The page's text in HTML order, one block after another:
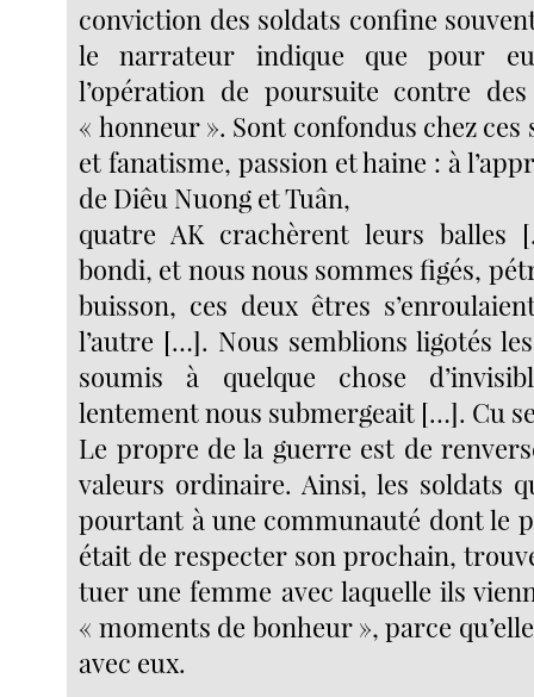
conviction des soldats confine
le narrateur indique que pour
l’opération de poursuite contre
« honneur ». Sont confondus chez
et fanatisme, passion et haine : à
de Diêu Nuong et Tuân,
quatre AK crachèrent leurs balles
bondi, et nous nous sommes figés,
buisson, ces deux êtres
l’autre […]. Nous semblions ligotés
soumis à quelque chose
lentement nous submergeait […]. Cu
Le propre de la guerre est de
valeurs ordinaire. Ainsi, les soldats
pourtant à une communauté dont le
était de respecter son prochain,
tuer une femme avec laquelle ils
« moments de bonheur », parce
avec eux.